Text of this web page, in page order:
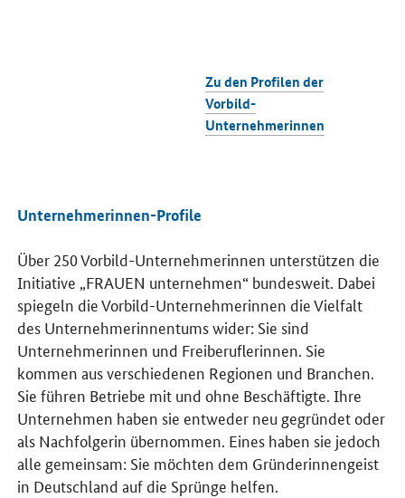
Zu den Profilen der
Vorbild-
Unternehmerinnen
Unternehmerinnen-Profile
Über 250 Vorbild-Unternehmerinnen unterstützen die
Initiative „FRAUEN unternehmen“ bundesweit. Dabei
spiegeln die Vorbild-Unternehmerinnen die Vielfalt
des Unternehmerinnentums wider: Sie sind
Unternehmerinnen und Freiberuflerinnen. Sie
kommen aus verschiedenen Regionen und Branchen.
Sie führen Betriebe mit und ohne Beschäftigte. Ihre
Unternehmen haben sie entweder neu gegründet oder
als Nachfolgerin übernommen. Eines haben sie jedoch
alle gemeinsam: Sie möchten dem Gründerinnengeist
in Deutschland auf die Sprünge helfen.